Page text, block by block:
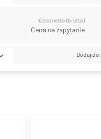
Cena netto (brutto)
Cena na zapytanie
Dodaj do: